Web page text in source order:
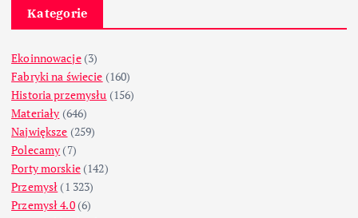
Kategorie
Ekoinnowacje(3)
Fabryki na świecie (160)
Historia przemysłu (156)
Materiały (646)
Największe (259)
Polecamy (7)
Porty morskie(142)
Przemysł (1 323)
Przemysł 4.0(6)